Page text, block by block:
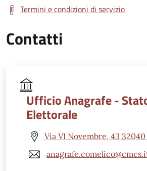
Termini e condizioni di servizio
Contatti
Ufficio Anagrafe -
Elettorale
Via VI Novembre, 43